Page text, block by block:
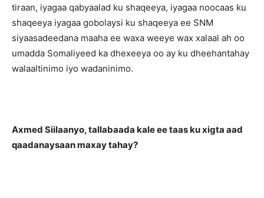
tiraan, iyagaa qabyaalad ku shaqeeya, iyagaa noocaas ku
shaqeeya iyagaa gobolaysi ku shaqeeya ee SNM
siyaasadeedana maaha ee waxa weeye wax xalaal ah oo
umadda Somaliyeed ka dhexeeya oo ay ku dheehantahay
walaaltinimo iyo wadaninimo.
Axmed Siilaanyo, tallabaada kale ee taas ku xigta aad
qaadanaysaan maxay tahay?